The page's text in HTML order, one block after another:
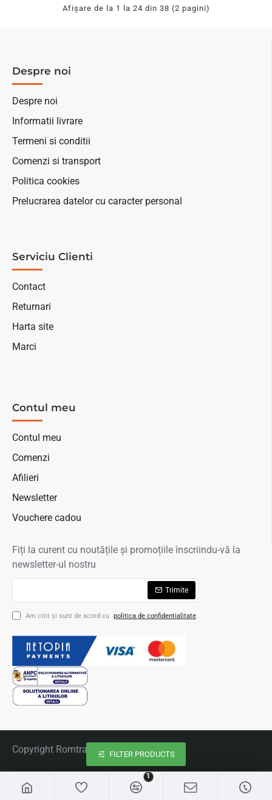
1
Afişare de la 1 la 24 din 38 (2 pagini)
Despre noi
Despre noi
Informatii livrare
Termeni si conditii
Comenzi si transport
Politica cookies
Prelucrarea datelor cu caracter personal
Serviciu Clienti
Contact
Returnari
Harta site
Marci
Contul meu
Contul meu
Comenzi
Afilieri
Newsletter
Vouchere cadou
Fiți la curent cu noutățile și promoțiile înscriindu-vă la
newsletter-ul nostru
Trimite
Am citit şi sunt de acord cu politica de confidentialitate
Copyright Romtravel 2020FILTER PRODUCTS